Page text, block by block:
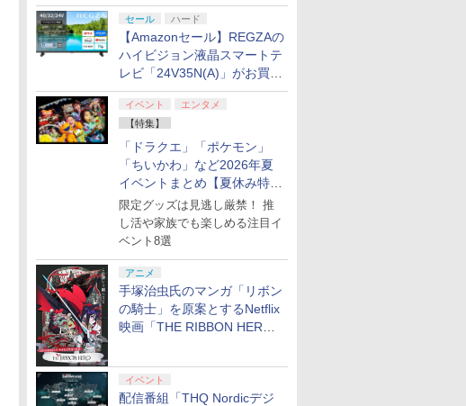
セール ハード
【Amazonセール】REGZAの
ハイビジョン液晶スマートテ
レビ「24V35N(A)」がお買い
得！
イベント
エンタメ
【特集】
「ドラクエ」「ポケモン」
「ちいかわ」など2026年夏
イベントまとめ【夏休み特
集】
限定グッズは見逃し厳禁！ 推
し活や家族でも楽しめる注目イ
ベント8選
アニメ
手塚治虫氏のマンガ「リボン
の騎士」を原案とするNetflix
映画「THE RIBBON HERO
イベント
配信番組「THQ Nordicデジ